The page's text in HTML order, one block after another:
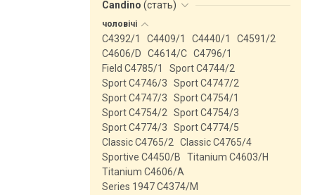
Candino (стать)
чоловічі
C4392/1 C4409/1 C4440/1
C4591/2
C4606/D
C4614/C C4796/1
Field C4785/1
Sport C4744/2
Sport C4746/3
Sport C4747/2
Sport C4747/3
Sport C4754/1
Sport C4754/2
Sport C4754/3
Sport C4774/3
Sport C4774/5
Classic C4765/2
Classic C4765/4
Sportive C4450/B
Titanium C4603/H
Titanium C4606/A
Series 1947 C4374/M